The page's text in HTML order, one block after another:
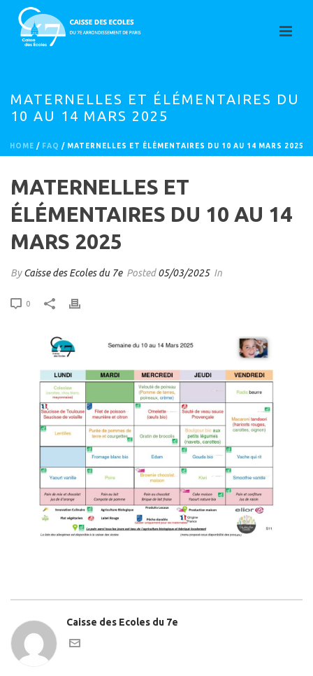
MATERNELLES ET ÉLÉMENTAIRES DU
10 AU 14 MARS 2025
HOME / FAQ / MATERNELLES ET ÉLÉMENTAIRES DU 10 AU 14 MARS 2025
MATERNELLES ET
ÉLÉMENTAIRES DU 10 AU 14
MARS 2025
ByCaisse des Ecoles du 7e Posted05/03/2025 In
0
Caisse des Ecoles du 7e